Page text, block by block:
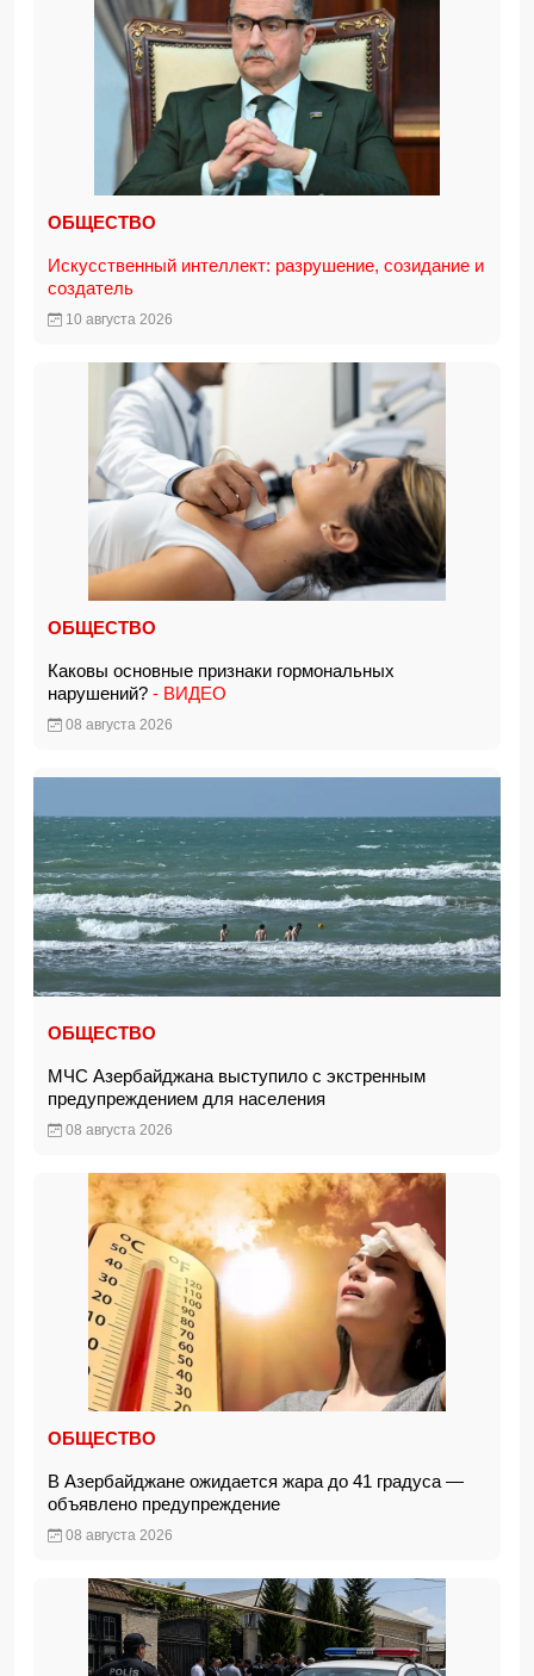
ОБЩЕСТВО
Искусственный интеллект: разрушение, созидание и
создатель
10 августа 2026
ОБЩЕСТВО
Каковы основные признаки гормональных
нарушений? - ВИДЕО
08 августа 2026
ОБЩЕСТВО
МЧС Азербайджана выступило с экстренным
предупреждением для населения
08 августа 2026
ОБЩЕСТВО
В Азербайджане ожидается жара до 41 градуса —
объявлено предупреждение
08 августа 2026